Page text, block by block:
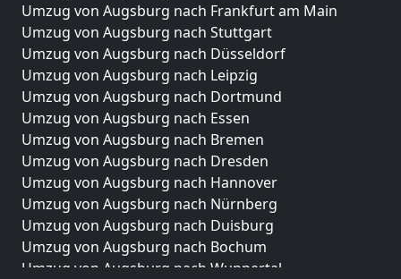
Umzug von Augsburg nach Frankfurt am Main
Umzug von Augsburg nach Stuttgart
Umzug von Augsburg nach Düsseldorf
Umzug von Augsburg nach Leipzig
Umzug von Augsburg nach Dortmund
Umzug von Augsburg nach Essen
Umzug von Augsburg nach Bremen
Umzug von Augsburg nach Dresden
Umzug von Augsburg nach Hannover
Umzug von Augsburg nach Nürnberg
Umzug von Augsburg nach Duisburg
Umzug von Augsburg nach Bochum
Umzug von Augsburg nach Wuppertal